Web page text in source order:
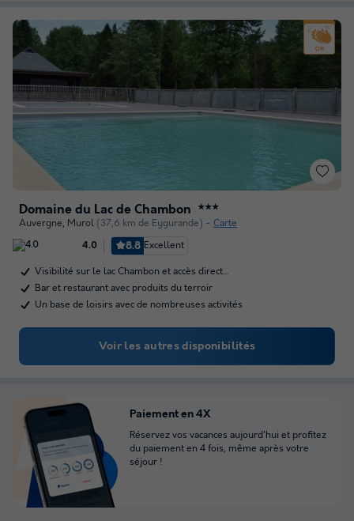
Domaine du Lac de Chambon ★★★
Auvergne, Murol (37,6 km de Eygurande) Carte
4.0 8.8 Excellent
Visibilité sur le lac Chambon et accès direct…
Bar et restaurant avec produits du terroir
Un base de loisirs avec de nombreuses activités
Voir les autres disponibilités
Paiement en 4X
Réservez vos vacances aujourd'hui et profitez
du paiement en 4 fois, même après votre
séjour !